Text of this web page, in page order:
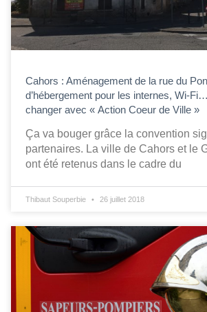
Cahors : Aménagement de la rue du
d’hébergement pour les internes, Wi-
changer avec « Action Coeur de Ville »
Ça va bouger grâce la convention
partenaires. La ville de Cahors et le
ont été retenus dans le cadre du
Thibaut Souperbie 26 juillet 2018